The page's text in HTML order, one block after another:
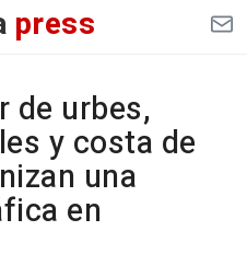
press
de urbes,
y costa de
una
en